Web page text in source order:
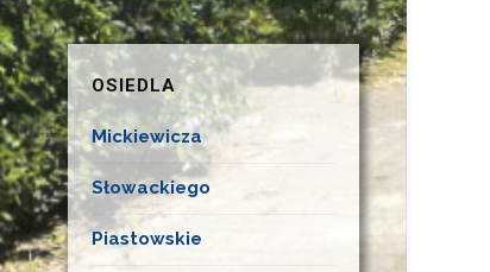
OSIEDLA
Mickiewicza
Słowackiego
Piastowskie